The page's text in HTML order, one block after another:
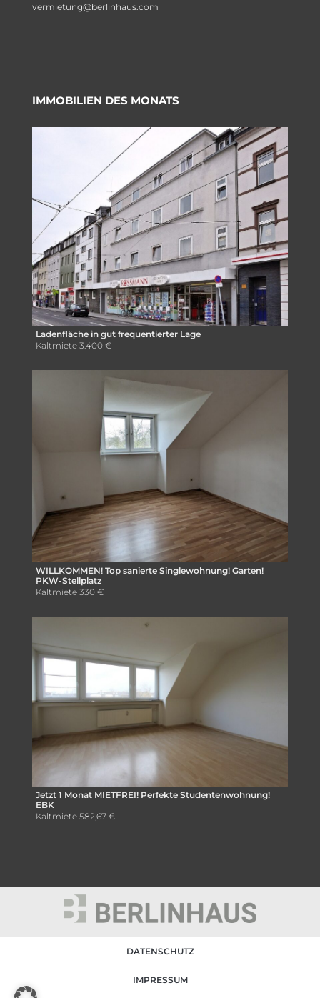
vermietung@berlinhaus.com
IMMOBILIEN DES MONATS
Ladenfläche in gut frequentierter Lage
Kaltmiete 3.400 €
WILLKOMMEN! Top sanierte Singlewohnung! Garten!
PKW-Stellplatz
Kaltmiete 330 €
Jetzt 1 Monat MIETFREI! Perfekte Studentenwohnung!
EBK
Kaltmiete 582,67 €
DATENSCHUTZ
IMPRESSUM